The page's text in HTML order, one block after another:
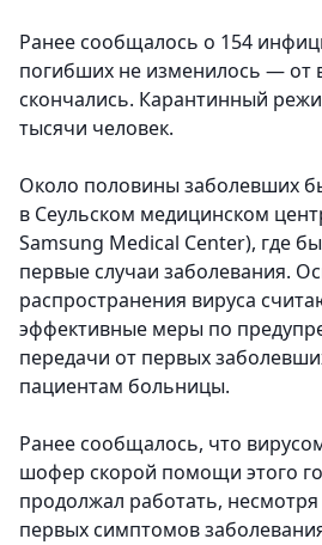
Ранее сообщалось о 154
погибших не изменилось — от
скончались. Карантинный
тысячи человек.
Около половины заболевших
в Сеульском медицинском
Samsung Medical Center), где
первые случаи заболевания.
распространения вируса
эффективные меры по
передачи от первых
пациентам больницы.
Ранее сообщалось, что
шофер скорой помощи этого
продолжал работать,
первых симптомов